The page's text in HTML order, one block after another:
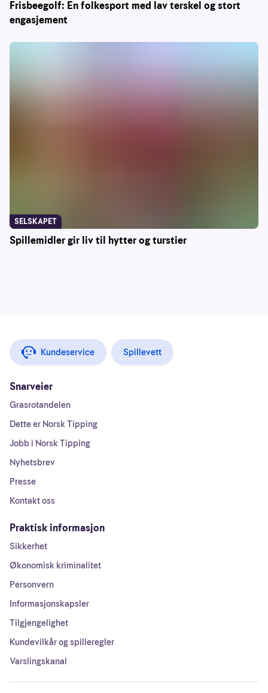
Frisbeegolf: En folkesport med lav terskel og stort
engasjement
Spillemidler gir liv til hytter og turstier
SELSKAPET
Kundeservice Spillevett
Snarveier
Grasrotandelen
Dette er Norsk Tipping
Jobb i Norsk Tipping
Nyhetsbrev
Presse
Kontakt oss
Praktisk informasjon
Sikkerhet
Økonomisk kriminalitet
Personvern
Informasjonskapsler
Tilgjengelighet
Kundevilkår og spilleregler
Varslingskanal